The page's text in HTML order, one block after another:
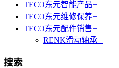
TECO东元智能产品+
TECO东元维修保养+
TECO东元配件销售+
RENK滑动轴承+
搜索